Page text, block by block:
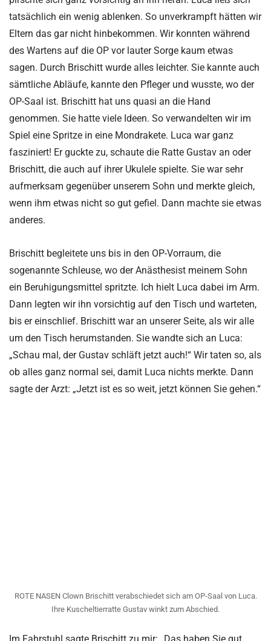
tatsächlich ein wenig ablenken. So unverkrampft hätten wir
Eltern das gar nicht hinbekommen. Wir konnten während
des Wartens auf die OP vor lauter Sorge kaum etwas
sagen. Durch Brischitt wurde alles leichter. Sie kannte auch
sämtliche Abläufe, kannte den Pfleger und wusste, wo der
OP-Saal ist. Brischitt hat uns quasi an die Hand
genommen. Sie hatte viele Ideen. So verwandelten wir im
Spiel eine Spritze in eine Mondrakete. Luca war ganz
fasziniert! Er guckte zu, schaute die Ratte Gustav an oder
Brischitt, die auch auf ihrer Ukulele spielte. Sie war sehr
aufmerksam gegenüber unserem Sohn und merkte gleich,
wenn ihm etwas nicht so gut gefiel. Dann machte sie etwas
anderes.
Brischitt begleitete uns bis in den OP-Vorraum, die
sogenannte Schleuse, wo der Anästhesist meinem Sohn
ein Beruhigungsmittel spritzte. Ich hielt Luca dabei im Arm.
Dann legten wir ihn vorsichtig auf den Tisch und warteten,
bis er einschlief. Brischitt war an unserer Seite, als wir alle
um den Tisch herumstanden. Sie wandte sich an Luca:
„Schau mal, der Gustav schläft jetzt auch!“ Wir taten so, als
ob alles ganz normal sei, damit Luca nichts merkte. Dann
sagte der Arzt: „Jetzt ist es so weit, jetzt können Sie gehen.“
ROTE NASEN Clown Brischitt verabschiedet sich am OP-Saal von Luca.
Ihre Kuscheltierratte Gustav winkt zum Abschied.
Im Fahrstuhl sagte Brischitt zu mir: „Das haben Sie gut